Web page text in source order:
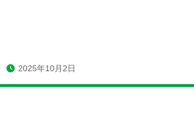
2025年10月2日